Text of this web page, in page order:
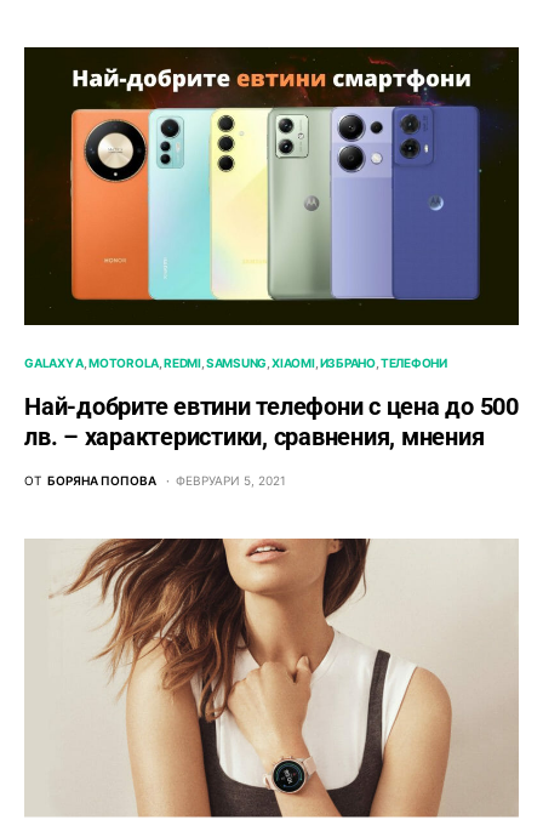
GALAXY A MOTOROLA REDMI SAMSUNG XIAOMI ИЗБРАНО ТЕЛЕФОНИ
Най-добрите евтини телефони с ценa до 500
лв. – характeристики, сравнения, мнения
ОТ БОРЯНА ПОПОВА ФЕВРУАРИ 5, 2021